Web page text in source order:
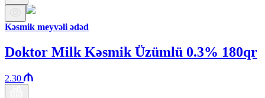
Kəsmik meyvəli ədəd
Doktor Milk Kəsmik Üzümlü 0.3% 180qr
2.30